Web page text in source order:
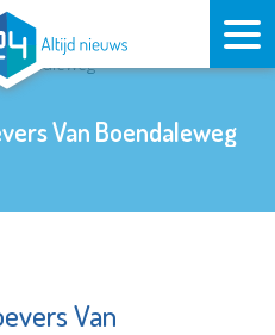
Van Boendaleweg
Van